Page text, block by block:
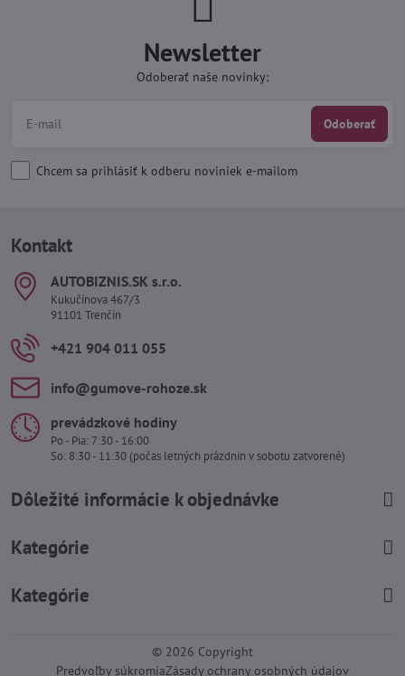
Newsletter
Odoberať naše novinky:
Odoberať
Chcem sa prihlásiť k odberu noviniek e-mailom
Kontakt
AUTOBIZNIS​.SK s​.r​.o​.
Kukučínova 467/3
91101 Trenčín
+421 904 011 055
info​@gumove-rohoze​.sk
prevádzkové hodiny
Po - Pia: 7:30 - 16:00
So: 8:30 - 11:30 (počas letných prázdnin v sobotu zatvorené)
Dôležité informácie k objednávke
Kategórie
Kategórie
© 2026 Copyright
Predvoľby súkromiaZásady ochrany osobných údajov